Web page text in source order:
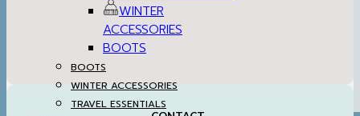
WINTER
ACCESSORIES
BOOTS
BOOTS
WINTER ACCESSORIES
TRAVEL ESSENTIALS